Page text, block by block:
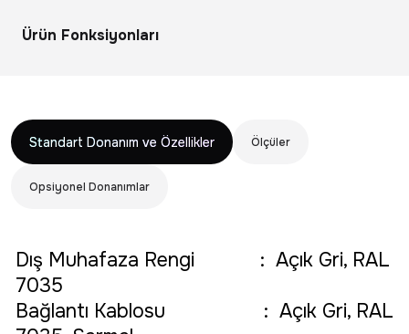
Ürün Fonksiyonları
Standart Donanım ve Özellikler Ölçüler
Opsiyonel Donanımlar
Dış Muhafaza Rengi : Açık Gri, RAL
7035
Bağlantı Kablosu
: Açık Gri, RAL